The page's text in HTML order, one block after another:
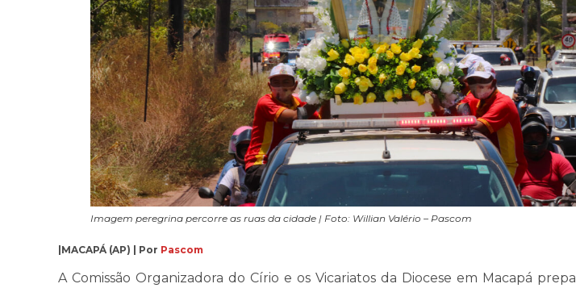
Imagem peregrina percorre as ruas da cidade | Foto: Willian Valério – Pascom
|MACAPÁ (AP) | Por Pascom
A Comissão Organizadora do Círio e os Vicariatos da Diocese em Macapá